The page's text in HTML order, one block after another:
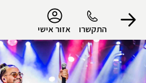
התקשרו אזור אישי